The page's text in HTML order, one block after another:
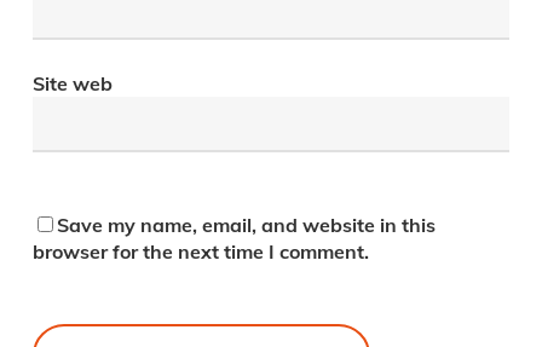
Site web
Save my name, email, and website in this
browser for the next time I comment.